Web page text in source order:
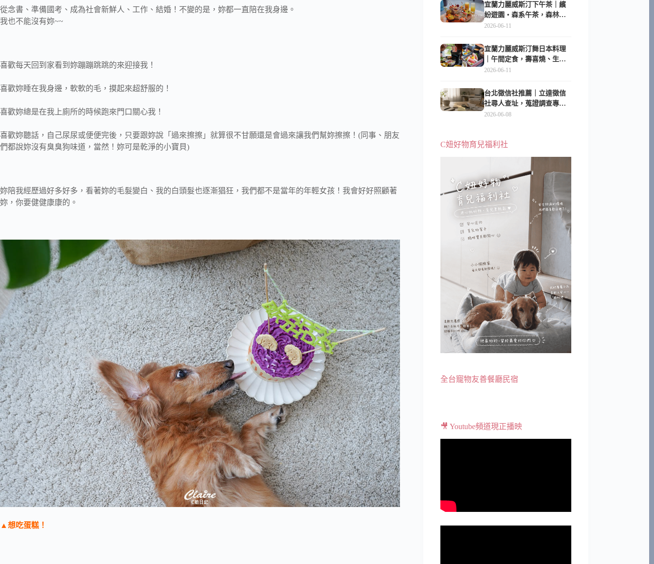
從念書、準備國考、成為社會新鮮人、工作、結婚！不變的是，妳都一直陪在我身邊。
我也不能沒有妳~~
喜歡每天回到家看到妳蹦蹦跳跳的來迎接我！
喜歡妳睡在我身邊，軟軟的毛，摸起來超舒服的！
喜歡妳總是在我上廁所的時候跑來門口關心我！
喜歡妳聽話，自己尿尿或便便完後，只要跟妳說「過來擦擦」就算很不甘願還是會過來讓我們幫妳擦擦！(同事、朋友
們都說妳沒有臭臭狗味道，當然！妳可是乾淨的小寶貝)
妳陪我經歷過好多好多，看著妳的毛髮變白、我的白頭髮也逐漸猖狂，我們都不是當年的年輕女孩！我會好好照顧著
妳，你要健健康康的。
▲想吃蛋糕！
宜蘭力麗威斯汀下午茶｜繽
紛遊園・森系午茶，森林系
甜點超好拍
2026-06-11
宜蘭力麗威斯汀舞日本料理
｜午間定食，壽喜燒、生魚
片與日式包廂空間
2026-06-11
台北徵信社推薦｜立達徵信
社尋人查址，蒐證調查專家
陪你找回失聯的家人
2026-06-08
C妞好物育兒福利社
全台寵物友善餐廳民宿
🎥 Youtube頻道現正播映